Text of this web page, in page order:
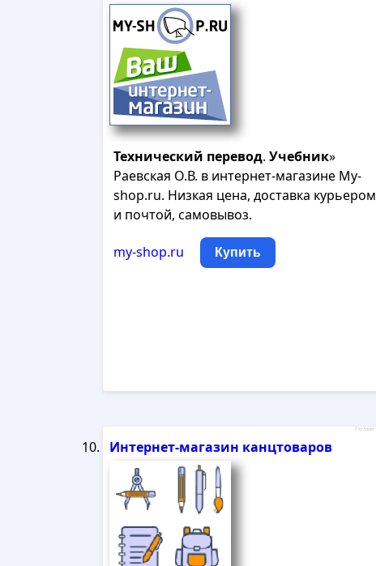
Технический перевод. Учебник»
Раевская О.В. в интернет-магазине My-
shop.ru. Низкая цена, доставка курьером
и почтой, самовывоз.
my-shop.ru Купить
Интернет-магазин канцтоваров
Реклама